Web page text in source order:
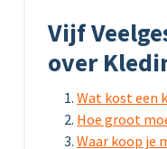
Vijf
over
Wat kost een
Hoe groot
Waar koop je